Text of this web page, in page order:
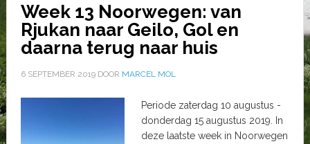
Week 13 Noorwegen: van
Rjukan naar Geilo, Gol en
daarna terug naar huis
6 SEPTEMBER 2019DOOR MARCEL MOL
Periode zaterdag 10 augustus -
donderdag 15 augustus 2019. In
deze laatste week in Noorwegen